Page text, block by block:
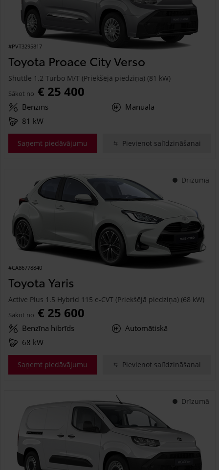
#PVT3295817
Toyota Proace City Verso
Shuttle 1.2 Turbo M/T (Priekšējā piedziņa) (81 kW)
Sākot no € 25 400
Benzīns
Manuālā
81 kW
Saņemt piedāvājumu Pievienot salīdzināšanai
Drīzumā
#CA86778840
Toyota Yaris
Active Plus 1.5 Hybrid 115 e-CVT (Priekšējā piedziņa) (68 kW)
Sākot no € 25 600
Benzīna hibrīds
Automātiskā
68 kW
Saņemt piedāvājumu Pievienot salīdzināšanai
Drīzumā